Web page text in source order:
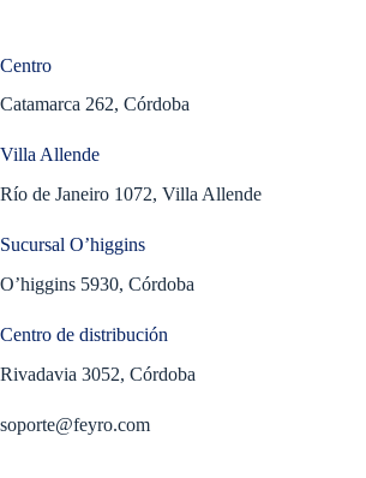
Centro
Catamarca 262, Córdoba
Villa Allende
Río de Janeiro 1072, Villa Allende
Sucursal O’higgins
O’higgins 5930, Córdoba
Centro de distribución
Rivadavia 3052, Córdoba
soporte@feyro.com